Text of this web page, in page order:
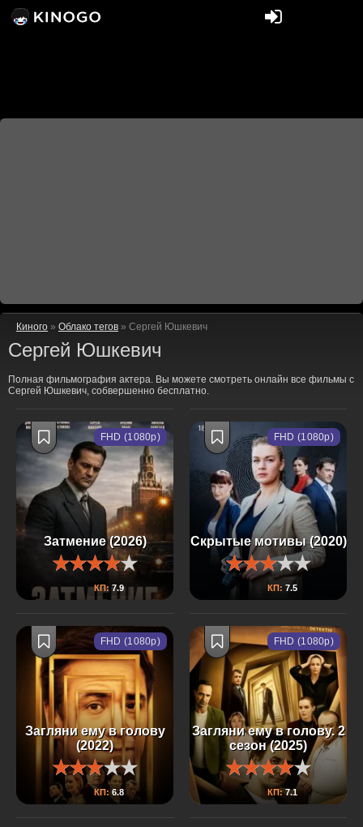
Киного » Облако тегов » Сергей Юшкевич
Сергей Юшкевич
Полная фильмография актера. Вы можете смотреть онлайн все фильмы с
Сергей Юшкевич, собвершенно бесплатно.
Затмение (2026)
КП: 7.9
FHD (1080p)
Скрытые мотивы (2020)
КП: 7.5
FHD (1080p)
Загляни ему в голову
(2022)
КП: 6.8
FHD (1080p)
Загляни ему в голову. 2
сезон (2025)
КП:7.1
FHD (1080p)